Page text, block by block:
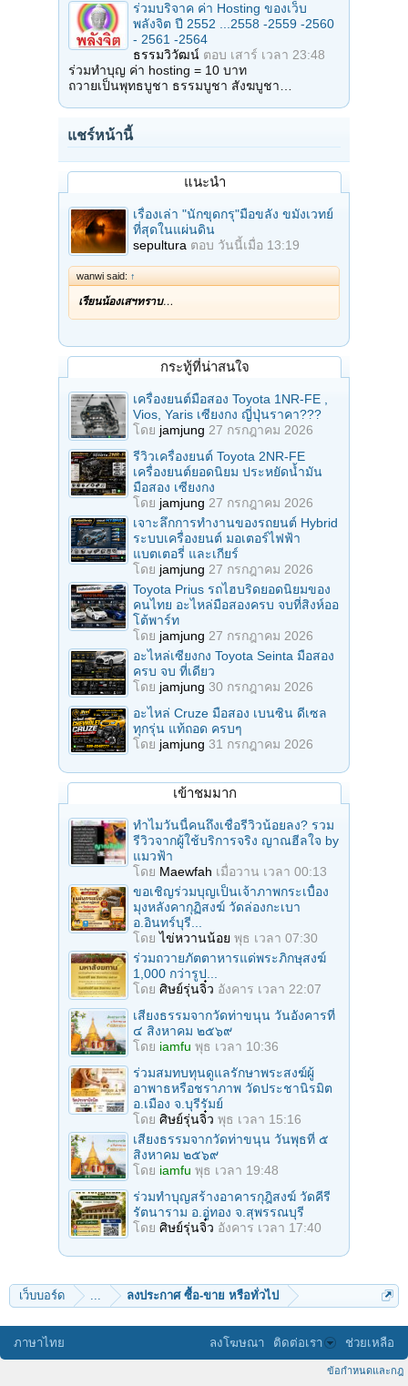
ร่วมบริจาค ค่า Hosting ของเว็บ
พลังจิต ปี 2552 ...2558 -2559 -2560
- 2561 -2564
ธรรมวิวัฒน์ ตอบ เสาร์ เวลา 23:48
ร่วมทำบุญ ค่า hosting = 10 บาท
ถวายเป็นพุทธบูชา ธรรมบูชา สังฆบูชา…
แชร์หน้านี้
แนะนำ
เรื่องเล่า "นักขุดกรุ"มือขลัง ขมังเวทย์
ที่สุดในแผ่นดิน
sepultura ตอบ วันนี้เมื่อ 13:19
wanwi said: ↑
เรียนน้องเสฯทราบ…
กระทู้ที่น่าสนใจ
เครื่องยนต์มือสอง Toyota 1NR-FE ,
Vios, Yaris เซียงกง ญี่ปุ่นราคา???
โดย jamjung 27 กรกฎาคม 2026
รีวิวเครื่องยนต์ Toyota 2NR-FE
เครื่องยนต์ยอดนิยม ประหยัดน้ำมัน
มือสอง เซียงกง
โดย jamjung 27 กรกฎาคม 2026
เจาะลึกการทำงานของรถยนต์ Hybrid
ระบบเครื่องยนต์ มอเตอร์ไฟฟ้า
แบตเตอรี่ และเกียร์
โดย jamjung 27 กรกฎาคม 2026
Toyota Prius รถไฮบริดยอดนิยมของ
คนไทย อะไหล่มือสองครบ จบที่สิงห์ออ
โต้พาร์ท
โดย jamjung 27 กรกฎาคม 2026
อะไหล่เซียงกง Toyota Seinta มือสอง
ครบ จบ ที่เดียว
โดย jamjung 30 กรกฎาคม 2026
อะไหล่ Cruze มือสอง เบนซิน ดีเซล
ทุกรุ่น แท้ถอด ครบๆ
โดย jamjung 31 กรกฎาคม 2026
เข้าชมมาก
ทำไมวันนี้คนถึงเชื่อรีวิวน้อยลง? รวม
รีวิวจากผู้ใช้บริการจริง ญาณฮีลใจ by
แมวฟ้า
โดย Maewfah เมื่อวาน เวลา 00:13
ขอเชิญร่วมบุญเป็นเจ้าภาพกระเบื้อง
มุงหลังคากุฏิสงฆ์ วัดล่องกะเบา
อ.อินทร์บุรี...
โดยไข่หวานน้อย พุธ เวลา 07:30
ร่วมถวายภัตตาหารแด่พระภิกษุสงฆ์
1,000 กว่ารูป...
โดย ศิษย์รุ่นจิ๋ว อังคาร เวลา 22:07
เสียงธรรมจากวัดท่าขนุน วันอังคารที่
๔ สิงหาคม ๒๕๖๙
โดย iamfu พุธ เวลา 10:36
ร่วมสมทบทุนดูแลรักษาพระสงฆ์ผู้
อาพาธหรือชราภาพ วัดประชานิรมิต
อ.เมือง จ.บุรีรัมย์
โดย ศิษย์รุ่นจิ๋ว พุธ เวลา 15:16
เสียงธรรมจากวัดท่าขนุน วันพุธที่ ๕
สิงหาคม ๒๕๖๙
โดย iamfu พุธ เวลา 19:48
ร่วมทำบุญสร้างอาคารกุฎิสงฆ์ วัดคีรี
รัตนาราม อ.อู่ทอง จ.สุพรรณบุรี
โดย ศิษย์รุ่นจิ๋ว อังคาร เวลา 17:40
เว็บบอร์ด ... ลงประกาศ ซื้อ-ขาย หรือทั่วไป
ภาษาไทย ลงโฆษณา ติดต่อเรา ช่วยเหลือ
ข้อกำหนดและกฎ